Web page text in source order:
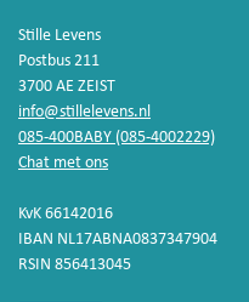
Stille Levens
Postbus 211
3700 AE ZEIST
info@stillelevens.nl
085-400BABY (085-4002229)
Chat met ons
KvK 66142016
IBAN NL17ABNA0837347904
RSIN 856413045